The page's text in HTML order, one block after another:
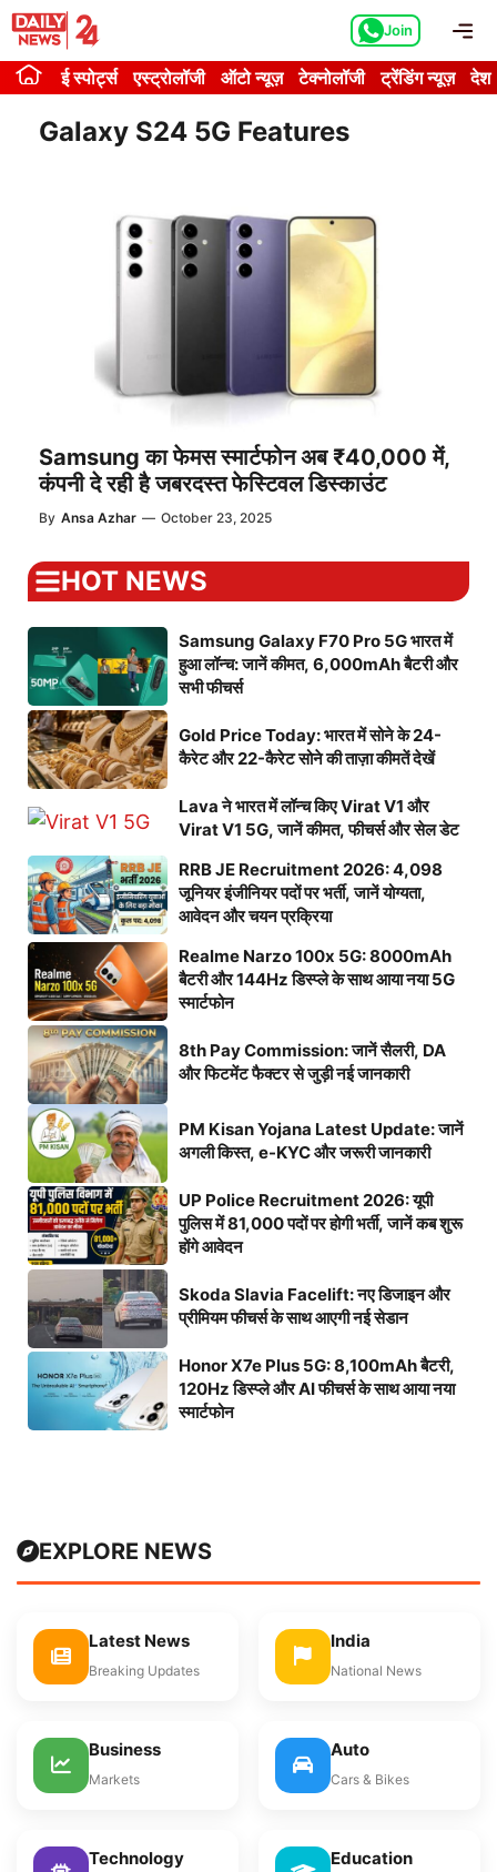
Skip
content
Join
ई स्पोर्ट्स एस्ट्रोलॉजी ऑटो न्यूज़ टेक्नोलॉजी ट्रेंडिंग न्यूज़ देश
Galaxy S24 5G Features
Samsung का फेमस स्मार्टफोन अब ₹40,000 में,
कंपनी दे रही है जबरदस्त फेस्टिवल डिस्काउंट
By Ansa Azhar — October 23, 2025
HOT NEWS
Samsung Galaxy F70 Pro 5G भारत में
हुआ लॉन्च: जानें कीमत, 6,000mAh बैटरी और
सभी फीचर्स
Gold Price Today: भारत में सोने के 24-
कैरेट और 22-कैरेट सोने की ताज़ा कीमतें देखें
Lava ने भारत में लॉन्च किए Virat V1 और
Virat V1 5G, जानें कीमत, फीचर्स और सेल डेट
RRB JE Recruitment 2026: 4,098
जूनियर इंजीनियर पदों पर भर्ती, जानें योग्यता,
आवेदन और चयन प्रक्रिया
Realme Narzo 100x 5G: 8000mAh
बैटरी और 144Hz डिस्प्ले के साथ आया नया 5G
स्मार्टफोन
8th Pay Commission: जानें सैलरी, DA
और फिटमेंट फैक्टर से जुड़ी नई जानकारी
PM Kisan Yojana Latest Update: जानें
अगली किस्त, e-KYC और जरूरी जानकारी
UP Police Recruitment 2026: यूपी
पुलिस में 81,000 पदों पर होगी भर्ती, जानें कब शुरू
होंगे आवेदन
Skoda Slavia Facelift: नए डिजाइन और
प्रीमियम फीचर्स के साथ आएगी नई सेडान
Honor X7e Plus 5G: 8,100mAh बैटरी,
120Hz डिस्प्ले और AI फीचर्स के साथ आया नया
स्मार्टफोन
EXPLORE NEWS
Latest News
Breaking Updates
India
National News
Business
Markets
Auto
Cars & Bikes
Technology Education